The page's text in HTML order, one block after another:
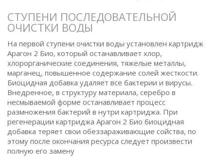
СТУПЕНИ ПОСЛЕДОВАТЕЛЬНОЙ
ОЧИСТКИ ВОДЫ
На первой ступени очистки воды установлен картридж
Арагон 2 Био, который останавливает хлор,
хлорорганические соединения, тяжелые металлы,
марганец, повышенное содержание солей жесткости.
Биоцидная добавка удаляет все бактерии и вирусы.
Внедренное, в структуру материала, серебро в
несмываемой форме останавливает процесс
размножения бактерий в нутри картриджа. При
регенерации картриджа Арагон 2 Био биоцидная
добавка теряет свои обеззараживающие сойства, по
этому после окончания ресурса следует произвести
полную его замену